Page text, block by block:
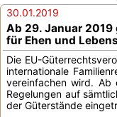
30.01.2019
Ab 29. Januar 2019
für Ehen und
Die EU-
internationale
vereinfachen wird.
Regelungen auf
der Güterstände